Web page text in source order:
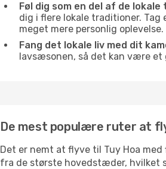
Føl dig som en del af de
dig i flere lokale traditioner.
meget mere personlig oplevelse.
Fang det lokale liv med dit
lavsæsonen, så det kan være
De mest populære ruter at
Det er nemt at flyve til Tuy Hoa
fra de største hovedstæder, hvilket